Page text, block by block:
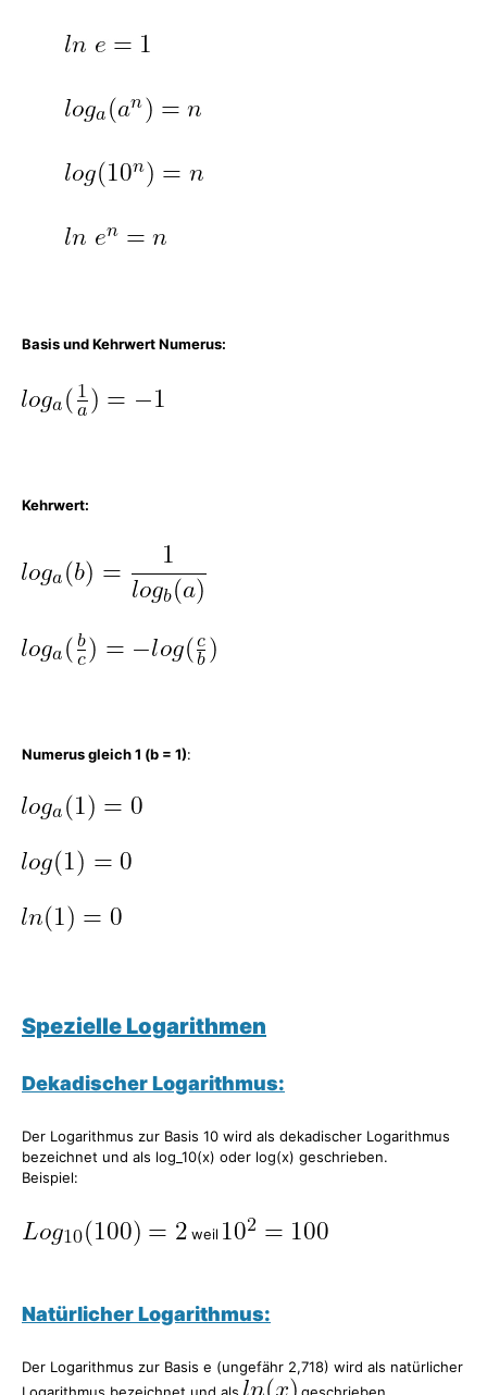
Basis und Kehrwert Numerus:
Kehrwert:
Numerus gleich 1 (b = 1):
Spezielle Logarithmen
Dekadischer Logarithmus:
Der Logarithmus zur Basis 10 wird als dekadischer Logarithmus
bezeichnet und als log_10(x) oder log(x) geschrieben.
Beispiel:
weil
Natürlicher Logarithmus:
Der Logarithmus zur Basis e (ungefähr 2,718) wird als natürlicher